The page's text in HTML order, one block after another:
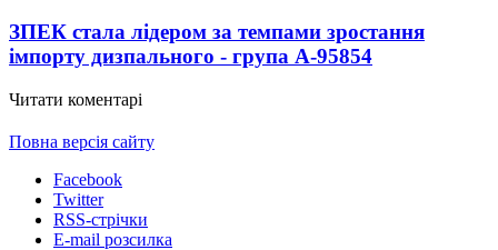
ЗПЕК стала лідером за темпами зростання
імпорту дизпального - група А-95854
Читати коментарі
Повна версія сайту
Facebook
Twitter
RSS-стрічки
E-mail розсилка